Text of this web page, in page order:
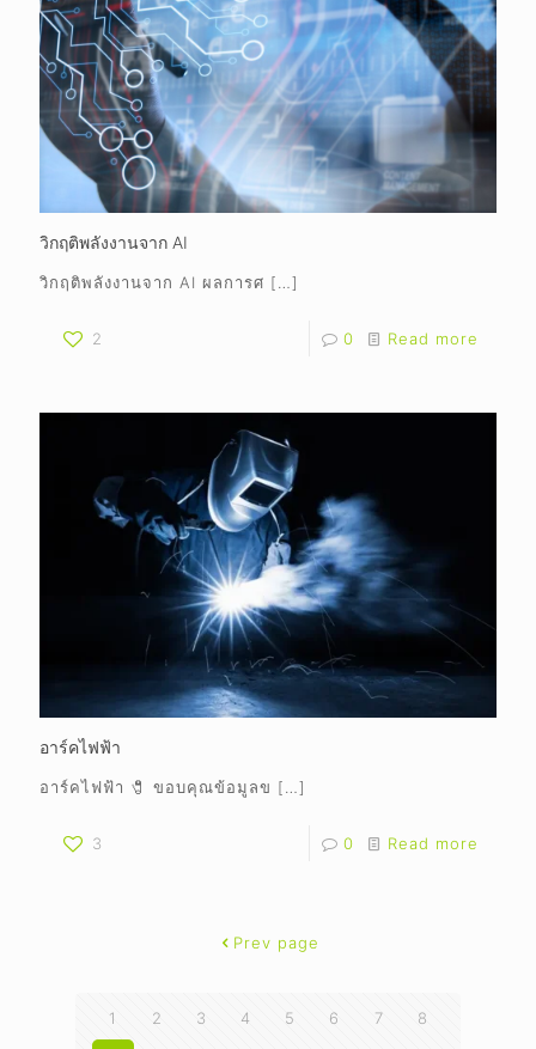
วิกฤติพลังงานจาก AI
วิกฤติพลังงานจาก AI ผลการศ […]
2 0 Read more
อาร์คไฟฟ้า
อาร์คไฟฟ้า 🧷 ขอบคุณข้อมูลข […]
3 0 Read more
Prev page
1 2 3 4 5 6 7 8